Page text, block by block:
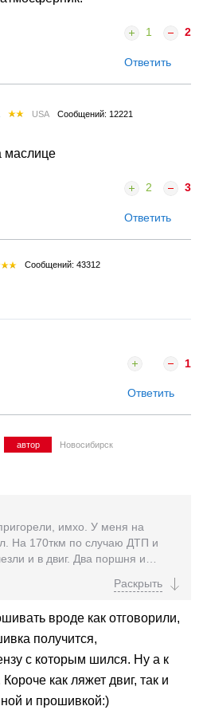
1 2
Ответить
USA Сообщений: 12221
маслице
2 3
Ответить
Сообщений: 43312
1
Ответить
автор Новосибирск
имхо. У меня на
На 170ткм по случаю ДТП и
и в двиг. Два поршня и
Отсюда и ужор масла. А то что
и экологию
не фазовый (дополнительные
и датчики
японская (на еврофорях
он надув получает не с 2200
тех оборотов он просто как
вроде как отговорили,
получится,
с которым шился. Ну а к
как ляжет двиг, так и
и прошивкой:)